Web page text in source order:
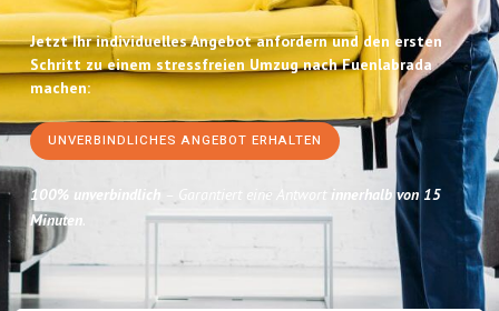
Jetzt Ihr individuelles Angebot anfordern und den ersten
Schritt zu einem stressfreien Umzug nach Fuenlabrada
machen:
UNVERBINDLICHES ANGEBOT ERHALTEN
100% unverbindlich – Garantiert eine Antwort innerhalb von 15
Minuten.